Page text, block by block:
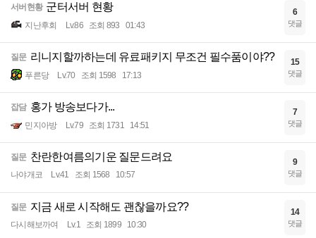
서버현황 군터서버 현황
지난후회 Lv.86 조회 893 01:43
6
댓글
질문 리니지할까하는데 유료패키지 무조건 필수품이야??
푸른당 Lv.70 조회 1598 17:13
15
댓글
잡담 홍가 방송보다가...
민지아방 Lv.79 조회 1731 14:51
7
댓글
질문 찬란한여름의기운 질문드려요
나야개코 Lv.41 조회 1568 10:57
9
댓글
질문 지금 새로 시작해도 괜찮을까요??
다시해보까여 Lv.1 조회 1899 10:30
14
댓글